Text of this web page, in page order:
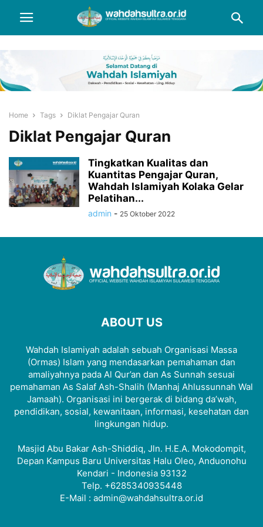
Home Tags Diklat Pengajar Quran
Diklat Pengajar Quran
Tingkatkan Kualitas dan
Kuantitas Pengajar Quran,
Wahdah Islamiyah Kolaka Gelar
Pelatihan...
admin - 25 Oktober 2022
ABOUT US
Wahdah Islamiyah adalah sebuah Organisasi Massa
(Ormas) Islam yang mendasarkan pemahaman dan
amaliyahnya pada Al Qur’an dan As Sunnah sesuai
pemahaman As Salaf Ash-Shalih (Manhaj Ahlussunnah Wal
Jamaah). Organisasi ini bergerak di bidang da’wah,
pendidikan, sosial, kewanitaan, informasi, kesehatan dan
lingkungan hidup.
Masjid Abu Bakar Ash-Shiddiq, Jln. H.E.A. Mokodompit,
Depan Kampus Baru Universitas Halu Oleo, Anduonohu
Kendari - Indonesia 93132
Telp. +6285340935448
E-Mail : admin@wahdahsultra.or.id